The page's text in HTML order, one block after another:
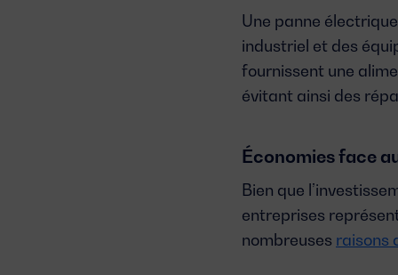
Une panne
industriel et des
fournissent une
évitant ainsi des
Économies face
Bien que
entreprises
nombreuses raisons